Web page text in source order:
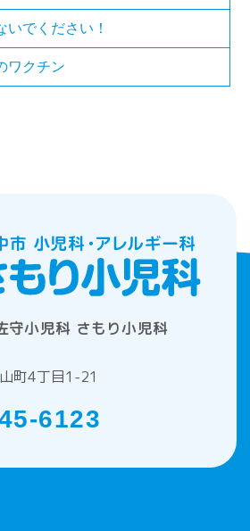
いでください！
ワクチン
守小児科 さもり小児科
町4丁目1-21
6123